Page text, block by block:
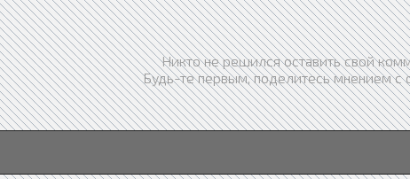
Никто не решился оставить свой
Будь-те первым, поделитесь мнением с